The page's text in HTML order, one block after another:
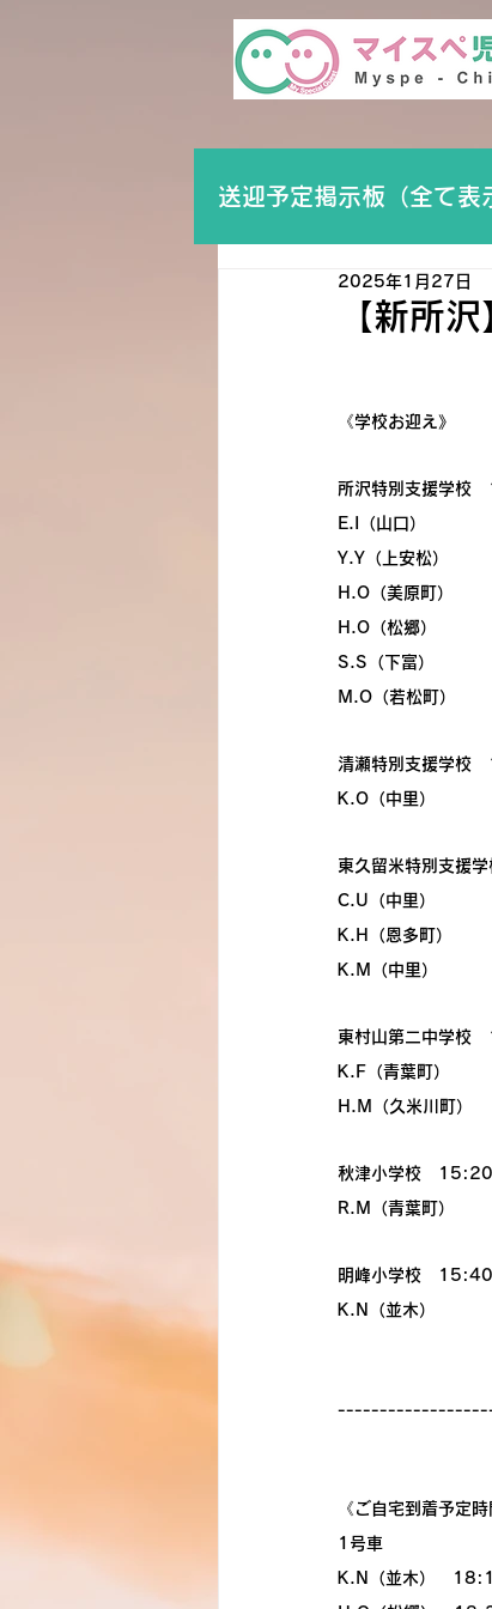
送迎予定掲示板（全て表
【新所
2025年1月27日
《学校お迎え》
所沢特別支援学校
E.I（山口）
Y.Y（上安松）
H.O（美原町）
H.O（松郷）
S.S（下富）
M.O（若松町）
清瀬特別支援学校
K.O（中里）
東久留米特別支援
C.U（中里）
K.H（恩多町）
K.M（中里）
東村山第二中学校
K.F（青葉町）
H.M（久米川町）
秋津小学校　15:20
R.M（青葉町）
明峰小学校　15:40
K.N（並木）
《ご自宅到着予定時
1号車
K.N（並木）　